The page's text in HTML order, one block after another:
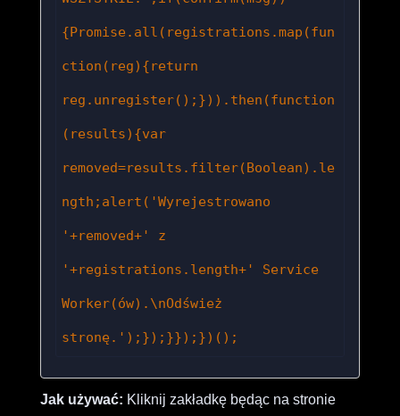
{Promise.all(registrations.map(fun
ction(reg){return
reg.unregister();})).then(function
(results){var
removed=results.filter(Boolean).le
ngth;alert('Wyrejestrowano
'+removed+' z
'+registrations.length+' Service
Worker(ów).\nOdśwież
stronę.');});}});})();
Jak używać: Kliknij zakładkę będąc na stronie